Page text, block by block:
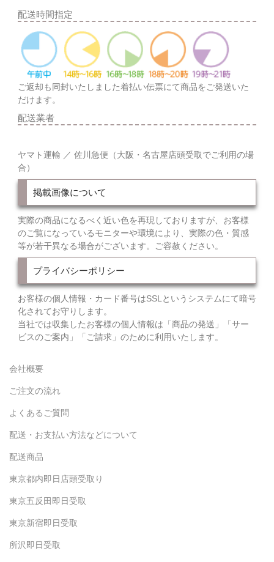
配送時間指定
ご返却も同封いたしました着払い伝票にて商品をご発送いた
だけます。
配送業者
ヤマト運輸 ／ 佐川急便（大阪・名古屋店頭受取でご利用の場
合）
掲載画像について
実際の商品になるべく近い色を再現しておりますが、お客様
のご覧になっているモニターや環境により、実際の色・質感
等が若干異なる場合がございます。ご容赦ください。
プライバシーポリシー
お客様の個人情報・カード番号はSSLというシステムにて暗号
化されてお守りします。
当社では収集したお客様の個人情報は「商品の発送」「サー
ビスのご案内」「ご請求」のために利用いたします。
会社概要
ご注文の流れ
よくあるご質問
配送・お支払い方法などについて
配送商品
東京都内即日店頭受取り
東京五反田即日受取
東京新宿即日受取
所沢即日受取